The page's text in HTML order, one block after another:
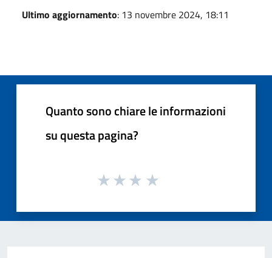
Ultimo aggiornamento: 13 novembre 2024, 18:11
Quanto sono chiare le informazioni
su questa pagina?